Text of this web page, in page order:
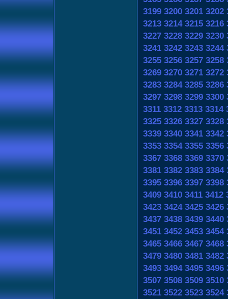
3199 3200 3201 3202
3213 3214 3215 3216
3227 3228 3229 3230
3241 3242 3243 3244
3255 3256 3257 3258
3269 3270 3271 3272
3283 3284 3285 3286
3297 3298 3299 3300
3311 3312 3313 3314
3325 3326 3327 3328
3339 3340 3341 3342
3353 3354 3355 3356
3367 3368 3369 3370
3381 3382 3383 3384
3395 3396 3397 3398
3409 3410 3411 3412
3423 3424 3425 3426
3437 3438 3439 3440
3451 3452 3453 3454
3465 3466 3467 3468
3479 3480 3481 3482
3493 3494 3495 3496
3507 3508 3509 3510
3521 3522 3523 3524